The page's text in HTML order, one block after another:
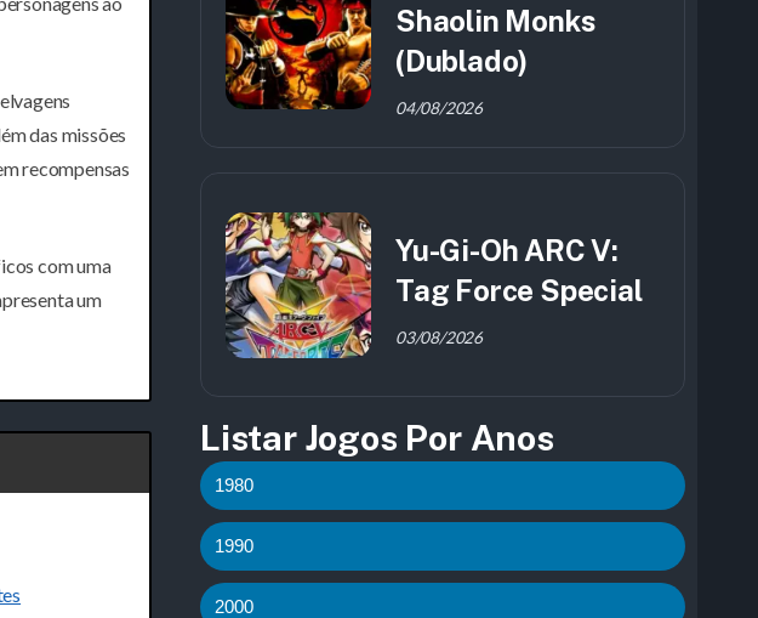
das missões
recompensas
com uma
um
Shaolin Monks
(Dublado)
04/08/2026
Yu-Gi-Oh ARC V:
Tag Force Special
03/08/2026
Listar Jogos Por Anos
1980
1990
2000